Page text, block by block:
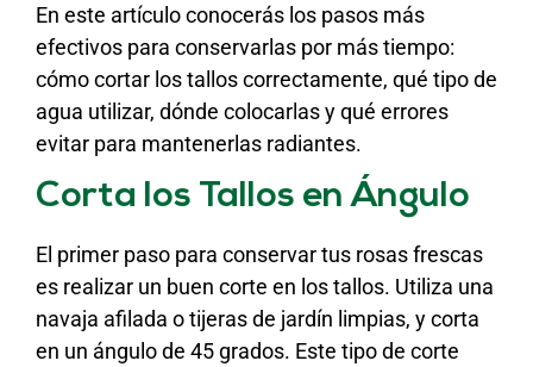
En este artículo conocerás los pasos más
efectivos para conservarlas por más tiempo:
cómo cortar los tallos correctamente, qué tipo de
agua utilizar, dónde colocarlas y qué errores
evitar para mantenerlas radiantes.
Corta los Tallos en Ángulo
El primer paso para conservar tus rosas frescas
es realizar un buen corte en los tallos. Utiliza una
navaja afilada o tijeras de jardín limpias, y corta
en un ángulo de 45 grados. Este tipo de corte